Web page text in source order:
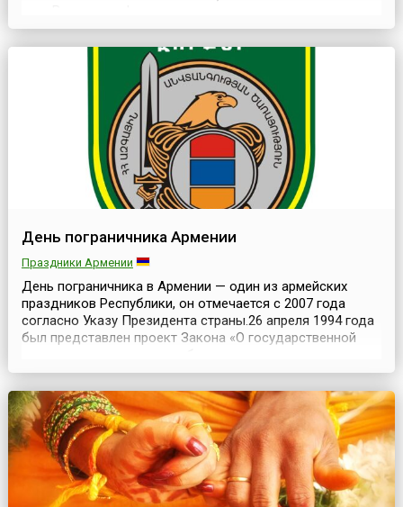
(ВФПГ) — международная неправительственная
организация, целью которой было — укрепление
дружественных связей между городами различных
государств. Объедин...
День пограничника Армении
Праздники Армении
День пограничника в Армении — один из армейских
праздников Республики, он отмечается с 2007 года
согласно Указу Президента страны.26 апреля 1994 года
был представлен проект Закона «О государственной
сегодняшний праздник. В этой связи, согласно традиции,
с 2007 года организуется ежегодный военный
парад.Охрана Государственной границы является неот...